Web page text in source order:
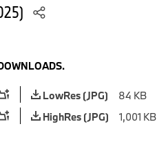
LowRes (JPG)
84 KB
HighRes (JPG)
1,001 KB